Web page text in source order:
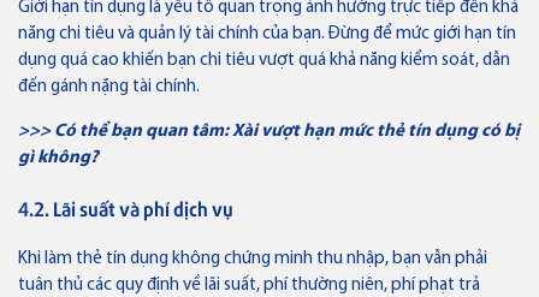
Giới hạn tín dụng là yếu tố quan trọng ảnh hưởng trực tiếp đến khả
năng chi tiêu và quản lý tài chính của bạn. Đừng để mức giới hạn tín
dụng quá cao khiến bạn chi tiêu vượt quá khả năng kiểm soát, dẫn
đến gánh nặng tài chính.
>>> Có thể bạn quan tâm:Xài vượt hạn mức thẻ tín dụngcó bị
gì không?
4.2. Lãi suất và phí dịch vụ
Khi làm thẻ tín dụng không chứng minh thu nhập, bạn vẫn phải
tuân thủ các quy định về lãi suất, phí thường niên, phí phạt trả